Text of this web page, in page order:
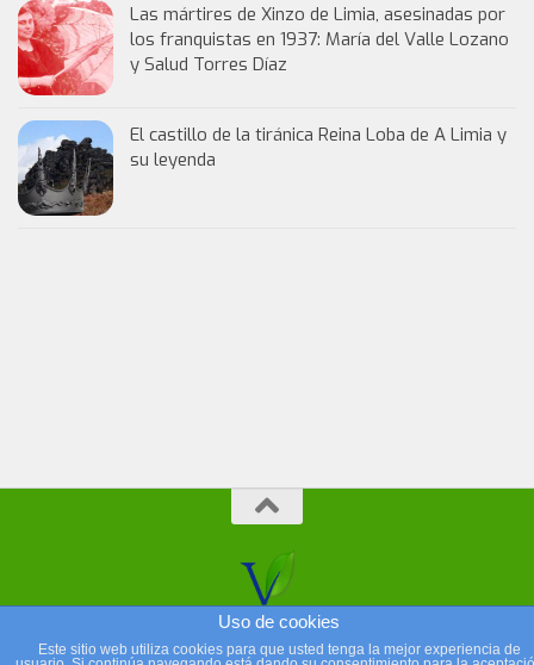
Las mártires de Xinzo de Limia, asesinadas por
los franquistas en 1937: María del Valle Lozano
y Salud Torres Díaz
El castillo de la tiránica Reina Loba de A Limia y
su leyenda
Uso de cookies
Este sitio web utiliza cookies para que usted tenga la mejor experiencia de